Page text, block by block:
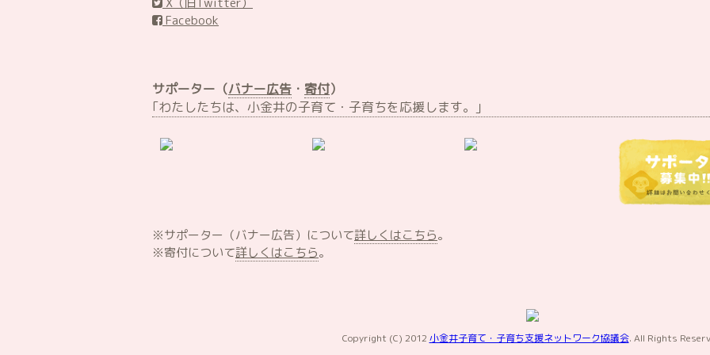
Facebook
サポーター（バナー広告 ・ 寄付）
｢わたしたちは、小金井の子育て・子育ちを応援します。｣
※サポーター（バナー広告）について詳しくはこちら。
※寄付について詳しくはこちら。
Copyright (C) 2012 小金井子育て・子育ち支援ネットワーク協議会. All Rights